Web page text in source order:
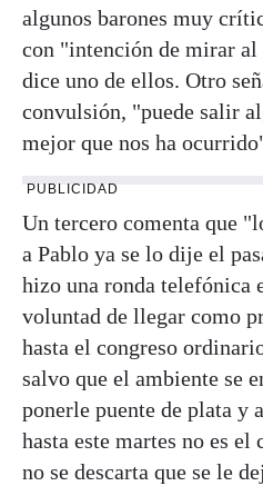
algunos barones muy
con "intención de mirar
dice uno de ellos. Otro
convulsión, "puede salir
mejor que nos ha
PUBLICIDAD
Un tercero comenta que
a Pablo ya se lo dije el
hizo una ronda telefónica
voluntad de llegar como
hasta el congreso
salvo que el ambiente se
ponerle puente de plata y
hasta este martes no es el
no se descarta que se le